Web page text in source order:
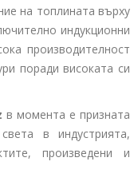
на топлината върху
индукционни
производителност
поради високата си
в момента е призната
в индустрията,
произведени и